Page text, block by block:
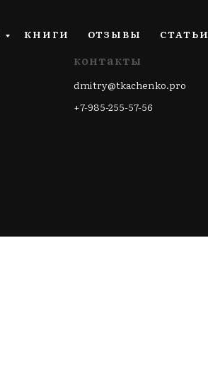
КНИГИ ОТЗЫВЫ СТАТЬИ
контакты
dmitry@tkachenko.pro
+7-985-255-57-56